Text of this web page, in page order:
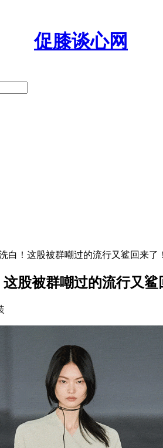
促膝谈心网
白！这股被群嘲过的流行又鲨回来了
股被群嘲过的流行又鲨